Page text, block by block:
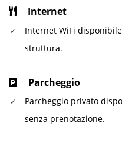
Internet
Internet WiFi
struttura.
Parcheggio
Parcheggio privato
senza prenotazione.